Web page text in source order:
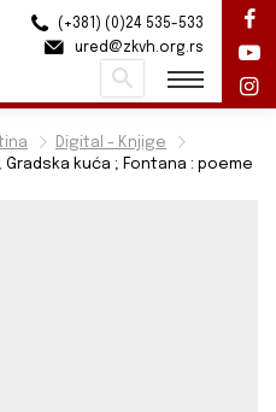
Digital - Knjige
; Gradska kuća ; Fontana : poeme
(+381) (0)24 535-533
ured@zkvh.org.rs
Pretraži